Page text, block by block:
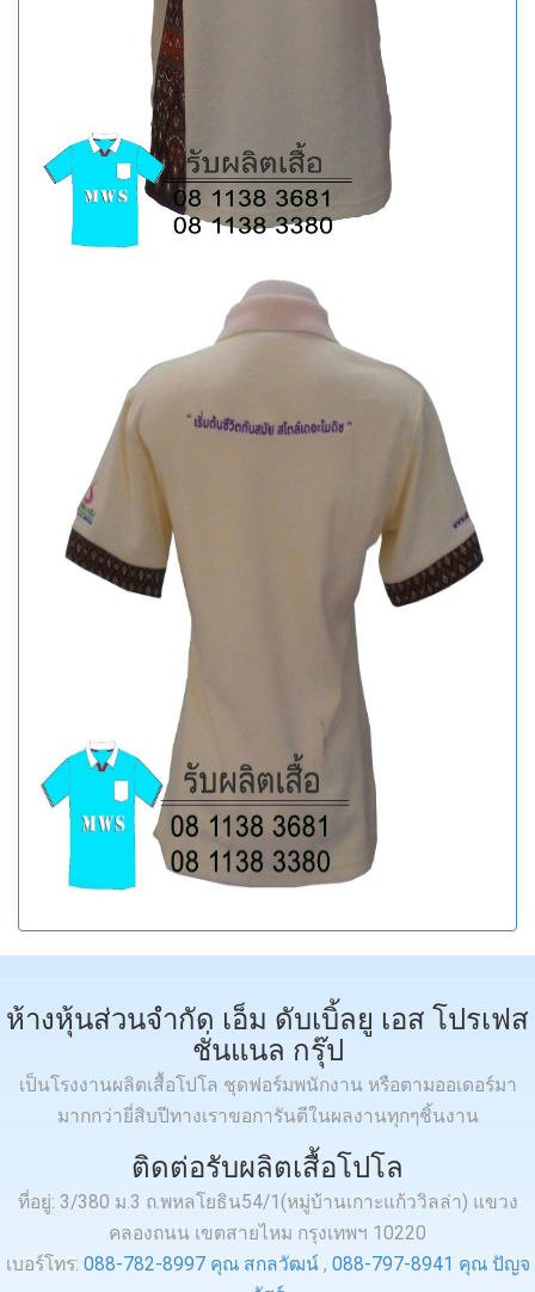
ห้างหุ้นส่วนจำกัด เอ็ม ดับเบิ้ลยู เอส โปรเฟส
ชั่นแนล กรุ๊ป
เป็นโรงงานผลิตเสื้อโปโล ชุดฟอร์มพนักงาน หรือตามออเดอร์มา
มากกว่ายี่สิบปีทางเราขอการันตีในผลงานทุกๆชิ้นงาน
ติดต่อรับผลิตเสื้อโปโล
ที่อยู่: 3/380 ม.3 ถ.พหลโยธิน54/1(หมู่บ้านเกาะแก้ววิลล่า) แขวง
คลองถนน เขตสายไหม กรุงเทพฯ 10220
เบอร์โทร: 088-782-8997 คุณ สกลวัฒน์ , 088-797-8941 คุณ ปัญจ